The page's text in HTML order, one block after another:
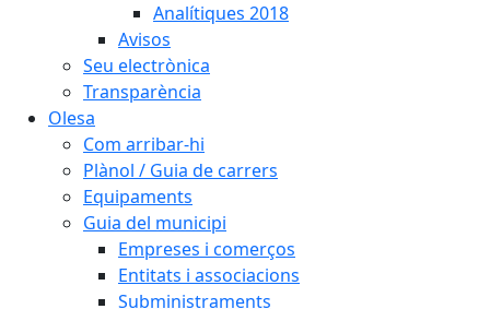
Analítiques 2018
Avisos
Seu electrònica
Transparència
Olesa
Com arribar-hi
Plànol / Guia de carrers
Equipaments
Guia del municipi
Empreses i comerços
Entitats i associacions
Subministraments